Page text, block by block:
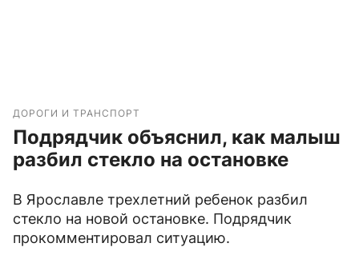
ДОРОГИ И ТРАНСПОРТ
Подрядчик объяснил, как малыш
разбил стекло на остановке
В Ярославле трехлетний ребенок разбил
стекло на новой остановке. Подрядчик
прокомментировал ситуацию.